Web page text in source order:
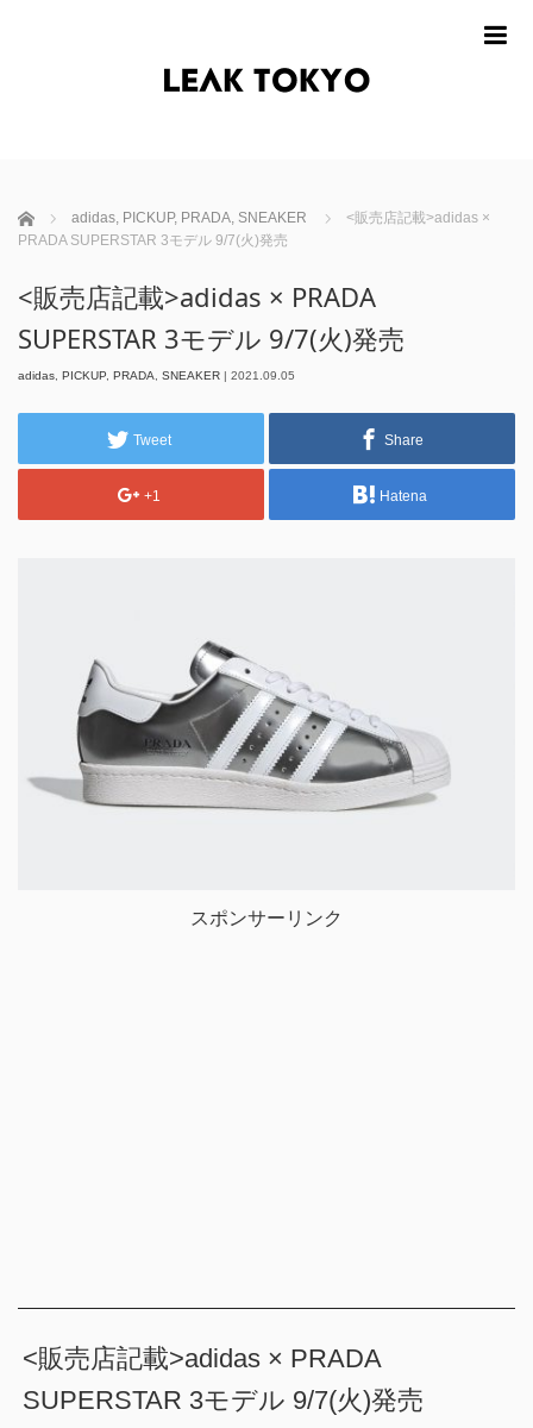
ホーム adidas, PICKUP, PRADA, SNEAKER
<販売店記載>adidas ×
PRADA SUPERSTAR 3モデル 9/7(火)発売
<販売店記載>adidas × PRADA
SUPERSTAR 3モデル 9/7(火)発売
adidas PICKUP PRADA SNEAKER | 2021.09.05
Tweet Share
+1 Hatena
スポンサーリンク
<販売店記載>adidas × PRADA
SUPERSTAR 3モデル 9/7(火)発売